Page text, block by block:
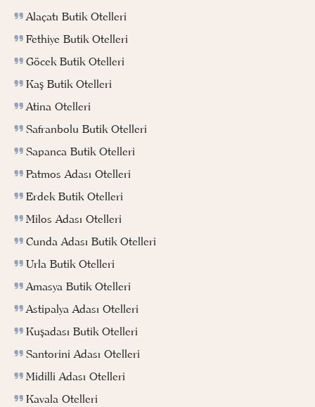
Alaçatı Butik Otelleri
Fethiye Butik Otelleri
Göcek Butik Otelleri
Kaş Butik Otelleri
Atina Otelleri
Safranbolu Butik Otelleri
Sapanca Butik Otelleri
Patmos Adası Otelleri
Erdek Butik Otelleri
Milos Adası Otelleri
Cunda Adası Butik Otelleri
Urla Butik Otelleri
Amasya Butik Otelleri
Astipalya Adası Otelleri
Kuşadası Butik Otelleri
Santorini Adası Otelleri
Midilli Adası Otelleri
Kavala Otelleri